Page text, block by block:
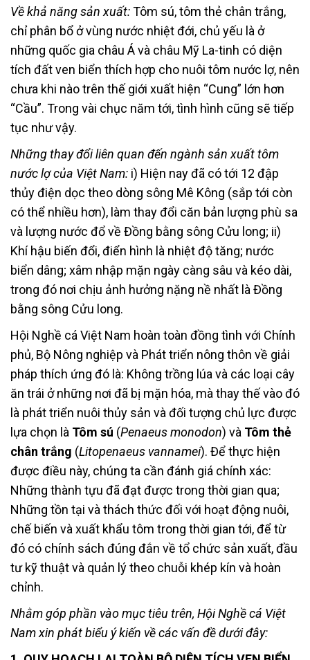
Về khả năng sản xuất:Tôm sú, tôm thẻ chân trắng,
chỉ phân bổ ở vùng nước nhiệt đới, chủ yếu là ở
những quốc gia châu Á và châu Mỹ La-tinh có diện
tích đất ven biển thích hợp cho nuôi tôm nước lợ, nên
chưa khi nào trên thế giới xuất hiện “Cung” lớn hơn
“Cầu”. Trong vài chục năm tới, tình hình cũng sẽ tiếp
tục như vậy.
Những thay đổi liên quan đến ngành sản xuất tôm
nước lợ của Việt Nam: i) Hiện nay đã có tới 12 đập
thủy điện dọc theo dòng sông Mê Kông (sắp tới còn
có thể nhiều hơn), làm thay đổi căn bản lượng phù sa
và lượng nước đổ về Đồng bằng sông Cửu long; ii)
Khí hậu biến đổi, điển hình là nhiệt độ tăng; nước
biển dâng; xâm nhập mặn ngày càng sâu và kéo dài,
trong đó nơi chịu ảnh hưởng nặng nề nhất là Đồng
bằng sông Cửu long.
Hội Nghề cá Việt Nam hoàn toàn đồng tình với Chính
phủ, Bộ Nông nghiệp và Phát triển nông thôn về giải
pháp thích ứng đó là: Không trồng lúa và các loại cây
ăn trái ở những nơi đã bị mặn hóa, mà thay thế vào đó
là phát triển nuôi thủy sản và đối tượng chủ lực được
lựa chọn là Tôm sú (Penaeus monodon) và Tôm thẻ
chân trắng (Litopenaeus vannamei). Để thực hiện
được điều này, chúng ta cần đánh giá chính xác:
Những thành tựu đã đạt được trong thời gian qua;
Những tồn tại và thách thức đối với hoạt động nuôi,
chế biến và xuất khẩu tôm trong thời gian tới, để từ
đó có chính sách đúng đắn về tổ chức sản xuất, đầu
tư kỹ thuật và quản lý theo chuỗi khép kín và hoàn
chỉnh.
Nhằm góp phần vào mục tiêu trên, Hội Nghề cá Việt
Nam xin phát biểu ý kiến về các vấn đề dưới đây: